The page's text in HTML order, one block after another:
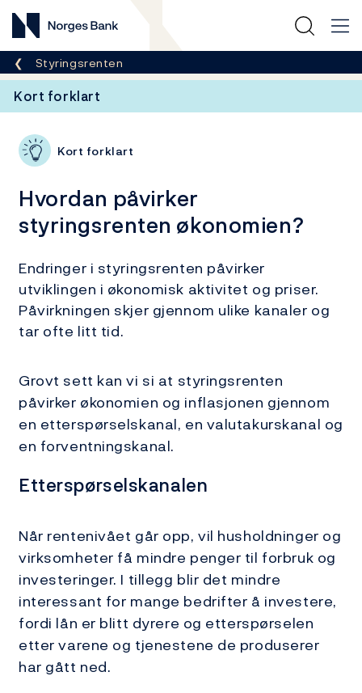
Norges Bank
Her er du nå:
Styringsrenten
Kort forklart
Kort forklart
Hvordan påvirker
styringsrenten økonomien?
Endringer i styringsrenten påvirker
utviklingen i økonomisk aktivitet og priser.
Påvirkningen skjer gjennom ulike kanaler og
tar ofte litt tid.
Grovt sett kan vi si at styringsrenten
påvirker økonomien og inflasjonen gjennom
en etterspørselskanal, en valutakurskanal og
en forventningskanal.
Etterspørselskanalen
Når rentenivået går opp, vil husholdninger og
virksomheter få mindre penger til forbruk og
investeringer. I tillegg blir det mindre
interessant for mange bedrifter å investere,
fordi lån er blitt dyrere og etterspørselen
etter varene og tjenestene de produserer
har gått ned.